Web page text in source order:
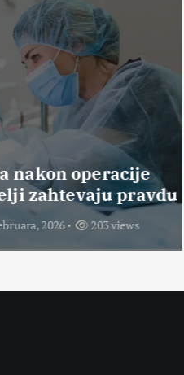
operacije
pravdu
2026 203 views